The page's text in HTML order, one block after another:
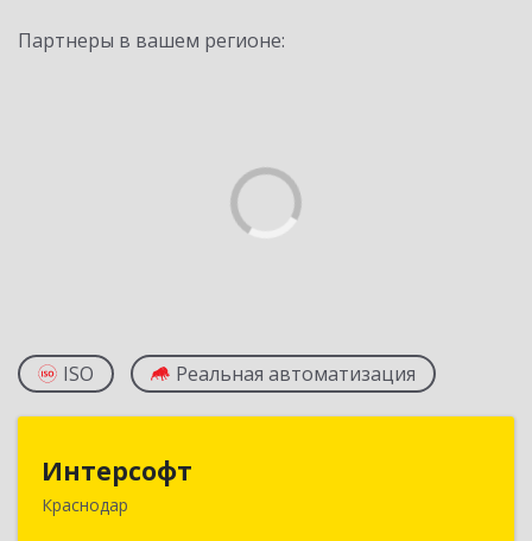
Партнеры в вашем регионе:
ISO Реальная автоматизация
Интерсофт
Краснодар350020, Краснодарский край, Краснодар г,